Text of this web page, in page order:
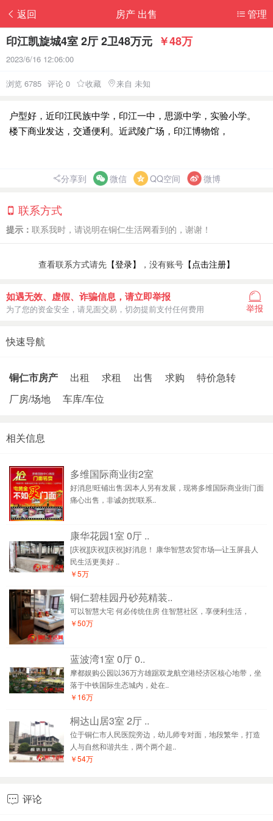
返回 管理
房产 出售
印江凯旋城4室 2厅 2卫48万元 ￥48万
2023/6/16 12:06:00
浏览 6785 评论 0 收藏 来自 未知
户型好，近印江民族中学，印江一中，思源中学，实验小学。
楼下商业发达，交通便利。近武陵广场，印江博物馆，
分享到 微信 QQ空间 微博
联系方式
提示： 联系我时，请说明在铜仁生活网看到的，谢谢！
查看联系方式请先 【登录】 ，没有账号 【点击注册】
如遇无效、虚假、诈骗信息，请立即举报
为了您的资金安全，请见面交易，切勿提前支付任何费用 举报
快速导航
铜仁市房产 出租 求租 出售 求购
特价急转
厂房/场地
车库/车位
相关信息
多维国际商业街2室
好消息!旺铺出售:因本人另有发展，现将多维国际商业街门面
痛心出售，非诚勿扰!联系..
康华花园1室 0厅 ..
[庆祝][庆祝][庆祝]好消息！ 康华智慧农贸市场—让玉屏县人
民生活更美好 ..
￥5万
铜仁碧桂园丹砂苑精装..
可以智慧大宅 何必传统住房 住智慧社区，享便利生活，
￥50万
蓝波湾1室 0厅 0..
摩都娱购公园以36万方雄踞双龙航空港经济区核心地带，坐
落于中铁国际生态城内，处在..
￥16万
桐达山居3室 2厅 ..
位于铜仁市人民医院旁边，幼儿师专对面，地段繁华，打造
人与自然和谐共生，两个两个超..
￥54万
 评论